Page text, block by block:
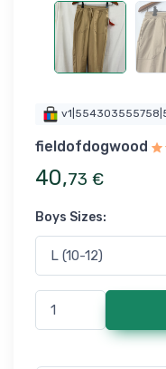
fieldofdogwood
40,73 €
Boys Sizes: